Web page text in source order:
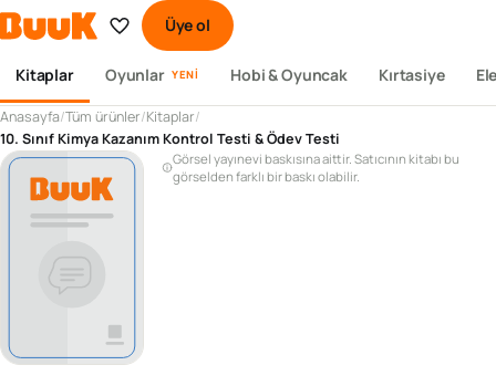
Üye ol
Kitaplar Oyunlar YENI Hobi & Oyuncak Kırtasiye
Anasayfa/Tüm ürünler/Kitaplar/
10. Sınıf Kimya Kazanım Kontrol Testi & Ödev Testi
Görsel yayınevi baskısına aittir. Satıcının kitabı bu
görselden farklı bir baskı olabilir.